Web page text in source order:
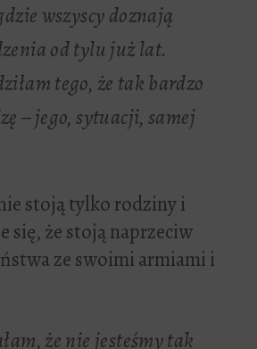
wszyscy doznają
od tylu już lat.
tego, że tak bardzo
– jego, sytuacji, samej
stoją tylko rodziny i
się, że stoją naprzeciw
ze swoimi armiami i
że nie jesteśmy tak